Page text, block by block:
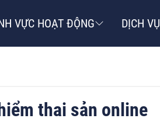
VỰC HOẠT ĐỘNG DỊCH VỤ
thai sản online